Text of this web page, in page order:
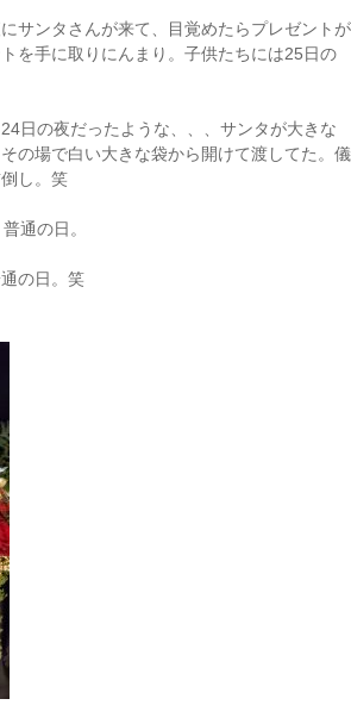
サンタさんが来て、目覚めたらプレゼントが
を手に取りにんまり。子供たちには25日の
日の夜だったような、、、 サンタが大きな
の場で白い大きな袋から開けて渡してた。儀
し。笑
通の日。
の日。笑